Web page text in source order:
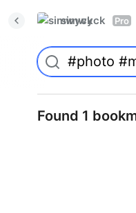
simwyck Pro
Found 1